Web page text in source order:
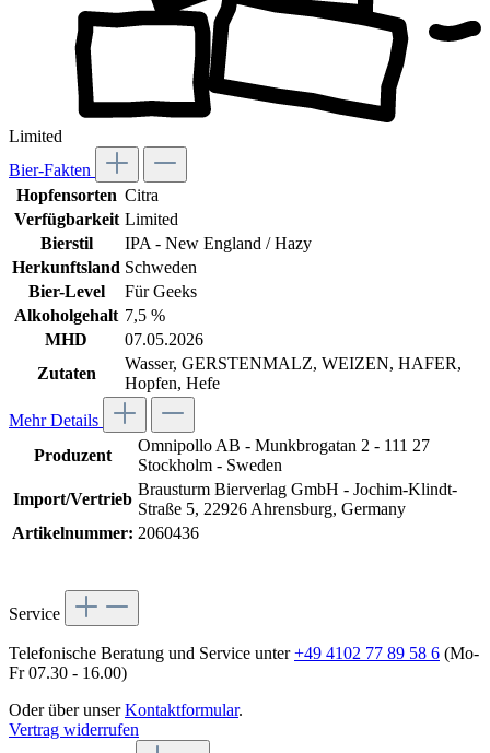
Limited
Bier-Fakten
Hopfensorten Citra
Verfügbarkeit Limited
Bierstil
IPA - New England / Hazy
Herkunftsland Schweden
Bier-Level
Für Geeks
Alkoholgehalt 7,5 %
MHD
07.05.2026
Zutaten
Wasser, GERSTENMALZ, WEIZEN, HAFER,
Hopfen, Hefe
Mehr Details
Produzent
Omnipollo AB - Munkbrogatan 2 - 111 27
Stockholm - Sweden
Import/Vertrieb
Brausturm Bierverlag GmbH - Jochim-Klindt-
Straße 5, 22926 Ahrensburg, Germany
Artikelnummer: 2060436
Service
Telefonische Beratung und Service unter+49 4102 77 89 58 6 (Mo-
Fr 07.30 - 16.00)
Oder über unserKontaktformular.
Vertrag widerrufen